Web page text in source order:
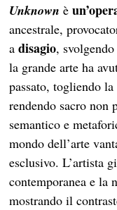
Unknown è
ancestrale,
adisagio,
la grande arte ha
passato, togliendo
rendendo sacro
semantico e
mondo dell’arte
esclusivo. L’artista
contemporanea e la
mostrando il